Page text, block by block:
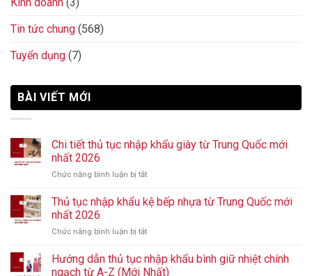
Tin tức chung (568)
Tuyển dụng (7)
BÀI VIẾT MỚI
Chi tiết thủ tục nhập khẩu giày từ Trung Quốc mới
nhất 2026
Chức năng bình luận bị tắt
tiết
thủ
giày
từ
Thủ tục nhập khẩu kệ bếp nhựa từ Trung Quốc mới
nhất 2026
Chức năng bình luận bị tắt
tục
nhập
Hướng dẫn thủ tục nhập khẩu bình giữ nhiệt chính
ngạch từ A-Z (Mới Nhất)